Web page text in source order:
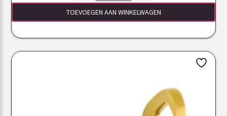
TOEVOEGEN AAN WINKELWAGEN